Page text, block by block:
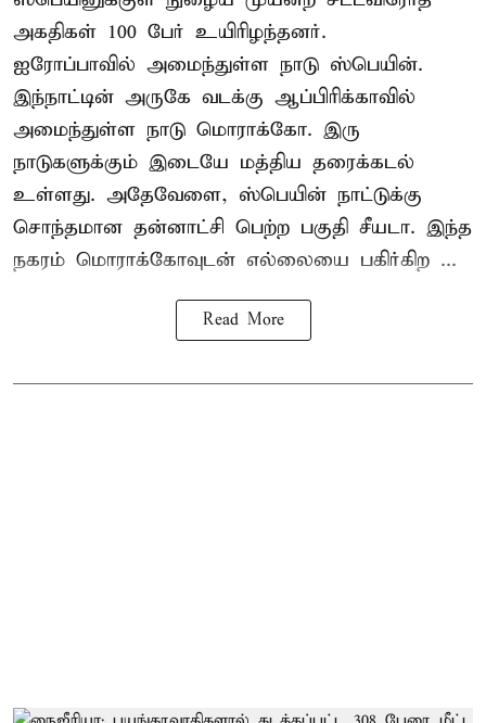
அகதிகள் 100 பேர் உயிரிழந்தனர்.
ஐரோப்பாவில் அமைந்துள்ள நாடு ஸ்பெயின்.
இந்நாட்டின் அருகே வடக்கு ஆப்பிரிக்காவில்
அமைந்துள்ள நாடு மொராக்கோ. இரு
நாடுகளுக்கும் இடையே மத்திய தரைக்கடல்
உள்ளது. அதேவேளை, ஸ்பெயின் நாட்டுக்கு
சொந்தமான தன்னாட்சி பெற்ற பகுதி சீயடா. இந்த
நகரம் மொராக்கோவுடன் எல்லையை பகிர்கிற ...
Read More